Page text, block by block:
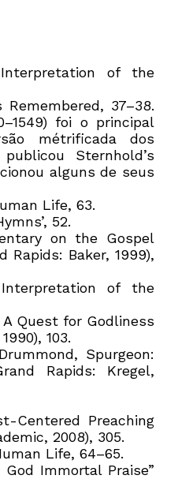
of the
37–38.
foi o principal
métrificada dos
Sternhold’s
alguns de seus
Life, 63.
52.
on the Gospel
Rapids: Baker, 1999),
of the
Quest for Godliness
103.
Spurgeon:
Rapids: Kregel,
Centered Preaching
2008), 305.
Life, 64–65.
Immortal Praise”